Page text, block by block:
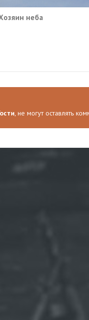
неба
, не могут оставлять